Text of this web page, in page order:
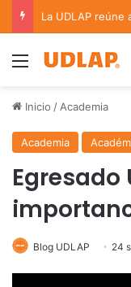
Menu
Inicio / Academia
Academia
Egresado
Blog UDLAP 24